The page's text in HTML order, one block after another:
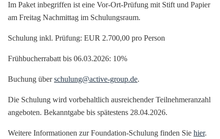
Im Paket inbegriffen ist eine Vor-Ort-Prüfung mit Stift und Papier
am Freitag Nachmittag im Schulungsraum.
Schulung inkl. Prüfung: EUR 2.700,00 pro Person
Frühbucherrabatt bis 06.03.2026: 10%
Buchung überschulung@active-group.de.
Die Schulung wird vorbehaltlich ausreichender Teilnehmeranzahl
angeboten. Bekanntgabe bis spätestens 28.04.2026.
Weitere Informationen zur Foundation-Schulung finden Sie hier.